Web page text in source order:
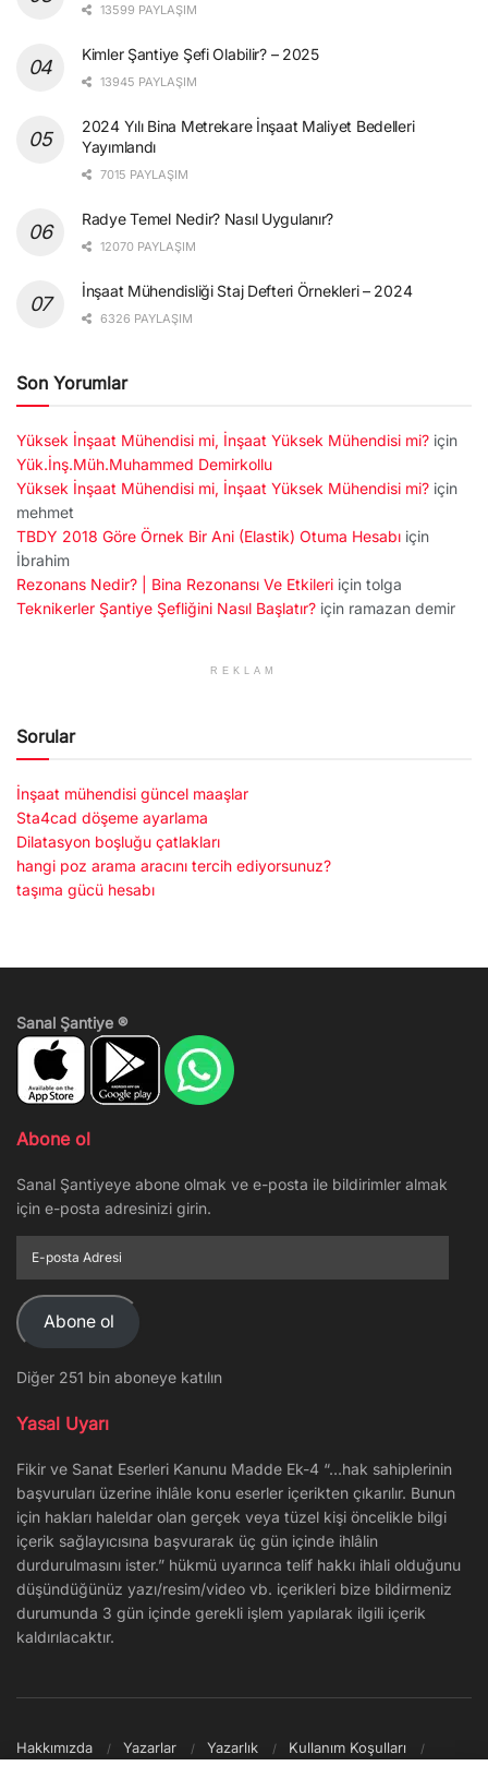
13599 PAYLAŞIM
Kimler Şantiye Şefi Olabilir? – 2025
13945 PAYLAŞIM
2024 Yılı Bina Metrekare İnşaat Maliyet Bedelleri
Yayımlandı
7015 PAYLAŞIM
Radye Temel Nedir? Nasıl Uygulanır?
12070 PAYLAŞIM
İnşaat Mühendisliği Staj Defteri Örnekleri – 2024
6326 PAYLAŞIM
Son Yorumlar
Yüksek İnşaat Mühendisi mi, İnşaat Yüksek Mühendisi mi? için
Yük.İnş.Müh.Muhammed Demirkollu
Yüksek İnşaat Mühendisi mi, İnşaat Yüksek Mühendisi mi? için
mehmet
TBDY 2018 Göre Örnek Bir Ani (Elastik) Otuma Hesabı için
İbrahim
Rezonans Nedir? | Bina Rezonansı Ve Etkileri için tolga
Teknikerler Şantiye Şefliğini Nasıl Başlatır? için ramazan demir
REKLAM
Sorular
İnşaat mühendisi güncel maaşlar
Sta4cad döşeme ayarlama
Dilatasyon boşluğu çatlakları
hangi poz arama aracını tercih ediyorsunuz?
taşıma gücü hesabı
Sanal Şantiye ®
Abone ol
Sanal Şantiyeye abone olmak ve e-posta ile bildirimler almak
için e-posta adresinizi girin.
posta
Adresi
Abone ol
Diğer 251 bin aboneye katılın
Yasal Uyarı
Fikir ve Sanat Eserleri Kanunu Madde Ek-4 “…hak sahiplerinin
başvuruları üzerine ihlâle konu eserler içerikten çıkarılır. Bunun
için hakları haleldar olan gerçek veya tüzel kişi öncelikle bilgi
içerik sağlayıcısına başvurarak üç gün içinde ihlâlin
durdurulmasını ister.” hükmü uyarınca telif hakkı ihlali olduğunu
düşündüğünüz yazı/resim/video vb. içerikleri bize bildirmeniz
durumunda 3 gün içinde gerekli işlem yapılarak ilgili içerik
kaldırılacaktır.
Hakkımızda Yazarlar Yazarlık
Kullanım Koşulları